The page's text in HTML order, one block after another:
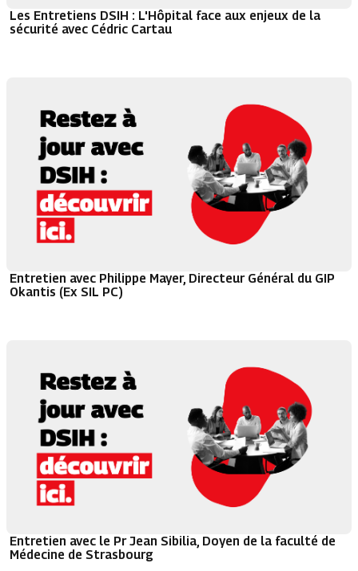
Les Entretiens DSIH : L'Hôpital face aux enjeux de la
sécurité avec Cédric Cartau
Entretien avec Philippe Mayer, Directeur Général du GIP
Okantis (Ex SIL PC)
Entretien avec le Pr Jean Sibilia, Doyen de la faculté de
Médecine de Strasbourg